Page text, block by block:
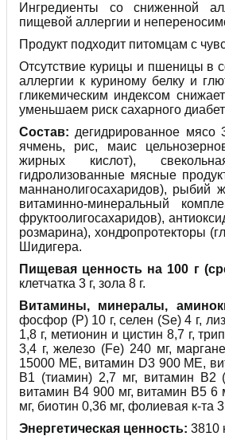
Ингредиенты со сниженной
пищевой аллергии и
Продукт подходит питомцам с
Отсутствие курицы и пшеницы в
аллергии к куриному белку и
гликемическим индексом
уменьшаем риск сахарного
Состав: дегидрированное мясо
ячмень, рис, маис
жирных кислот),
гидролизованные мясные
маннанолигосахаридов), рыбий
витаминно-минеральный
фруктоолигосахаридов),
розмарина), хондропротекторы
Шидигера.
Пищевая ценность на 100 г
клетчатка 3 г, зола 8 г.
Витамины, минералы,
фосфор (P) 10 г, селен (Se) 4 г,
1,8 г, метионин и цистин 8,7 г,
3,4 г, железо (Fe) 240 мг,
15000 МЕ, витамин D3 900 МЕ,
В1 (тиамин) 2,7 мг, витамин В2
витамин В4 900 мг, витамин В5 6
мг, биотин 0,36 мг, фолиевая к-та
Энергетическая ценность: 3810